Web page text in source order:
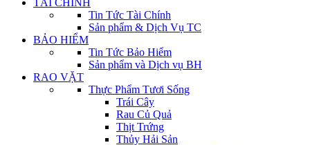
TÀI CHÍNH
Tin Tức Tài Chính
Sản phẩm & Dịch Vụ TC
BẢO HIỂM
Tin Tức Bảo Hiểm
Sản phẩm và Dịch vụ BH
RAO VẶT
Thực Phẩm Tươi Sống
Trái Cây
Rau Củ Quả
Thịt Trứng
Thủy Hải Sản